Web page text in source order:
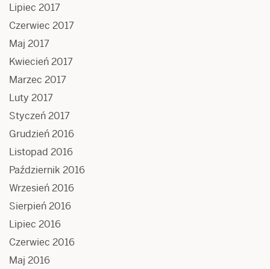
Lipiec 2017
Czerwiec 2017
Maj 2017
Kwiecień 2017
Marzec 2017
Luty 2017
Styczeń 2017
Grudzień 2016
Listopad 2016
Październik 2016
Wrzesień 2016
Sierpień 2016
Lipiec 2016
Czerwiec 2016
Maj 2016